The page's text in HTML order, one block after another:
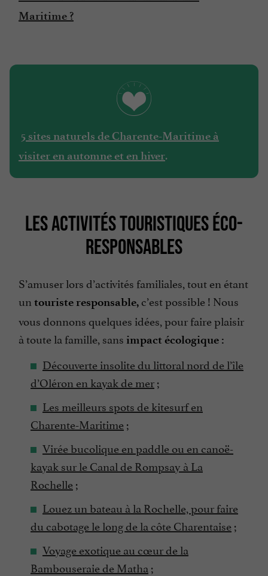
Maritime ?
5 sites naturels de Charente-Maritime à
visiter en automne et en hiver.
LES ACTIVITÉS TOURISTIQUES ÉCO-
RESPONSABLES
S’amuser lors d’activités familiales, tout en étant
un touriste responsable, c’est possible ! Nous
vous donnons quelques idées, pour faire plaisir
à toute la famille, sans impact écologique :
Découverte insolite du littoral nord de l’île
d’Oléron en kayak de mer;
Les meilleurs spots de kitesurf en
Charente-Maritime;
Virée bucolique en paddle ou en canoë-
kayak sur le Canal de Rompsay à La
Rochelle;
Louez un bateau à la Rochelle, pour faire
du cabotage le long de la côte Charentaise;
Voyage exotique au cœur de la
Bambouseraie de Matha ;